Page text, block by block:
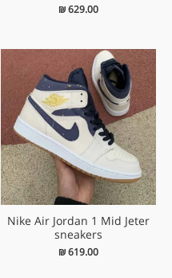
₪629.00
Nike Air Jordan 1 Mid Jeter
sneakers
₪619.00